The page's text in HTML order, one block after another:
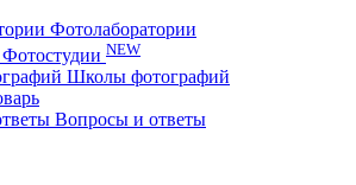
Фотолаборатории
Фотостудии NEW
Школы фотографий
Вопросы и ответы